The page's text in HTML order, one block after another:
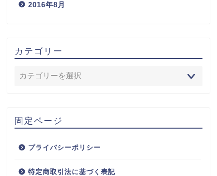
2016年8月
カテゴリー
固定ページ
プライバシーポリシー
特定商取引法に基づく表記